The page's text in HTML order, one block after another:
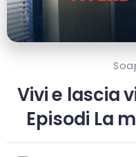
Vivi e lascia
Episodi La